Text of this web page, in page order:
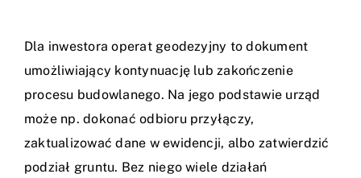
Dla inwestora operat geodezyjny to dokument
umożliwiający kontynuację lub zakończenie
procesu budowlanego. Na jego podstawie urząd
może np. dokonać odbioru przyłączy,
zaktualizować dane w ewidencji, albo zatwierdzić
podział gruntu. Bez niego wiele działań